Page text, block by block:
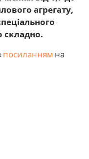
агрегату,
складно.
посиланням на